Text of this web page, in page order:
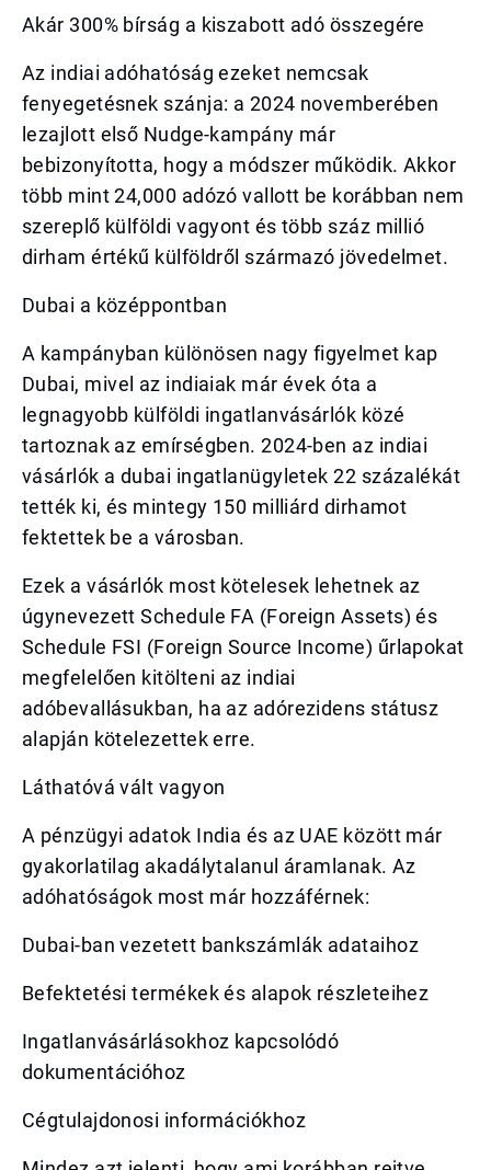
Akár 300% bírság a kiszabott adó összegére
Az indiai adóhatóság ezeket nemcsak
fenyegetésnek szánja: a 2024 novemberében
lezajlott első Nudge-kampány már
bebizonyította, hogy a módszer működik. Akkor
több mint 24,000 adózó vallott be korábban nem
szereplő külföldi vagyont és több száz millió
dirham értékű külföldről származó jövedelmet.
Dubai a középpontban
A kampányban különösen nagy figyelmet kap
Dubai, mivel az indiaiak már évek óta a
legnagyobb külföldi ingatlanvásárlók közé
tartoznak az emírségben. 2024-ben az indiai
vásárlók a dubai ingatlanügyletek 22 százalékát
tették ki, és mintegy 150 milliárd dirhamot
fektettek be a városban.
Ezek a vásárlók most kötelesek lehetnek az
úgynevezett Schedule FA (Foreign Assets) és
Schedule FSI (Foreign Source Income) űrlapokat
megfelelően kitölteni az indiai
adóbevallásukban, ha az adórezidens státusz
alapján kötelezettek erre.
Láthatóvá vált vagyon
A pénzügyi adatok India és az UAE között már
gyakorlatilag akadálytalanul áramlanak. Az
adóhatóságok most már hozzáférnek:
Dubai-ban vezetett bankszámlák adataihoz
Befektetési termékek és alapok részleteihez
Ingatlanvásárlásokhoz kapcsolódó
dokumentációhoz
Cégtulajdonosi információkhoz